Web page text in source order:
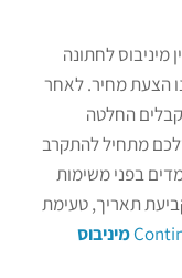
מיניבוס לחתונה
הצעת מחיר. לאחר
החלטה
מתחיל להתקרב
בפני משימות
תאריך, טעימת
מיניבוס